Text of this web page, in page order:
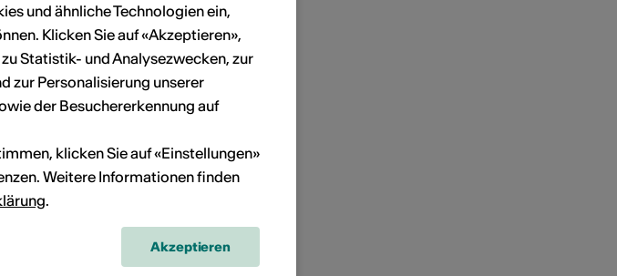
de la Fondation
und ähnliche Technologien ein,
Klicken Sie auf «Akzeptieren»,
Statistik- und Analysezwecken, zur
zur Personalisierung unserer
der Besuchererkennung auf
klicken Sie auf «Einstellungen»
Weitere Informationen finden
.
Akzeptieren